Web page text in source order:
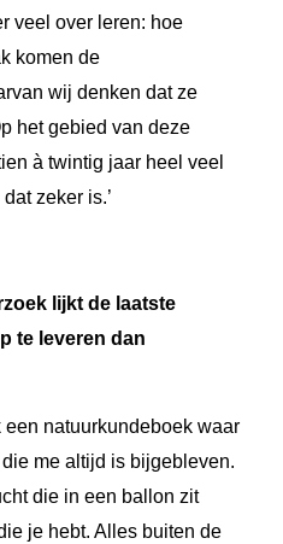
veel over leren: hoe
komen de
wij denken dat ze
het gebied van deze
à twintig jaar heel veel
zeker is.’
lijkt de laatste
te leveren dan
een natuurkundeboek waar
me altijd is bijgebleven.
die in een ballon zit
je hebt. Alles buiten de